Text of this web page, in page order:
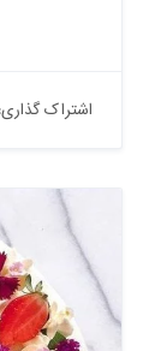
:اشتراک گذاری